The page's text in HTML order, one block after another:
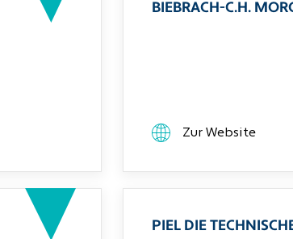
BIEBRACH-C.H.
Zur Website
PIEL DIE